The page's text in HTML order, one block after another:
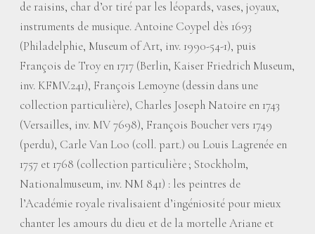
de raisins, char d’or tiré par les léopards, vases, joyaux,
instruments de musique. Antoine Coypel dès 1693
(Philadelphie, Museum of Art, inv. 1990-54-1), puis
François de Troy en 1717 (Berlin, Kaiser Friedrich Museum,
inv. KFMV.241), François Lemoyne (dessin dans une
collection particulière), Charles Joseph Natoire en 1743
(Versailles, inv. MV 7698), François Boucher vers 1749
(perdu), Carle Van Loo (coll. part.) ou Louis Lagrenée en
1757 et 1768 (collection particulière; Stockholm,
Nationalmuseum, inv. NM 841) : les peintres de
l’Académie royale rivalisaient d’ingéniosité pour mieux
chanter les amours du dieu et de la mortelle Ariane et